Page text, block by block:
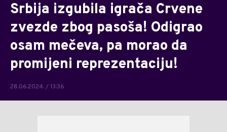
Srbija izgubila igrača Crvene
zvezde zbog pasoša! Odigrao
osam mečeva, pa morao da
promijeni reprezentaciju!
28.06.2024. / 13:36